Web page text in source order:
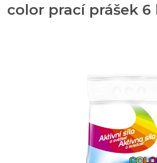
color prací prášek 6